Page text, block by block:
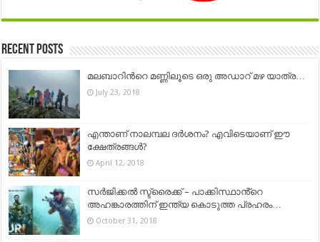
Recent Posts
മലബാറിന്‍റെ മണ്ണിലൂടെ ഒരു അഡാറ് മഴ യാത്ര…
July 23, 2018
എന്താണ് നാലമ്പല ദര്‍ശനം? എവിടെയാണ് ഈ
ക്ഷേത്രങ്ങള്‍?
April 12, 2018
സർജിക്കൽ സ്ട്രൈക്ക് – പാക്കിസ്ഥാൻ്റെ
അഹങ്കാരത്തിന് ഇന്ത്യ കൊടുത്ത പ്രഹരം…
October 31, 2018